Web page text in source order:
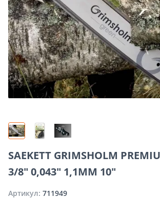
SAEKETT GRIMSHOLM
3/8" 0,043" 1,1MM 10"
Артикул: 711949